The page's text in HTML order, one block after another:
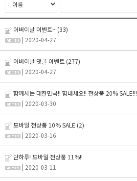
어버이날 이벤트~ (33)
| 2020-04-27
어버이날 댓글 이벤트 (277)
| 2020-04-27
함께사는 대한민국!! 힘내세요!! 전상품 20% SALE!!!
| 2020-03-30
모바일 전상품 10% SALE (2)
| 2020-03-16
단하루! 모바일 전상품 11%!!
| 2020-03-11